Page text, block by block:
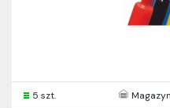
5 szt.